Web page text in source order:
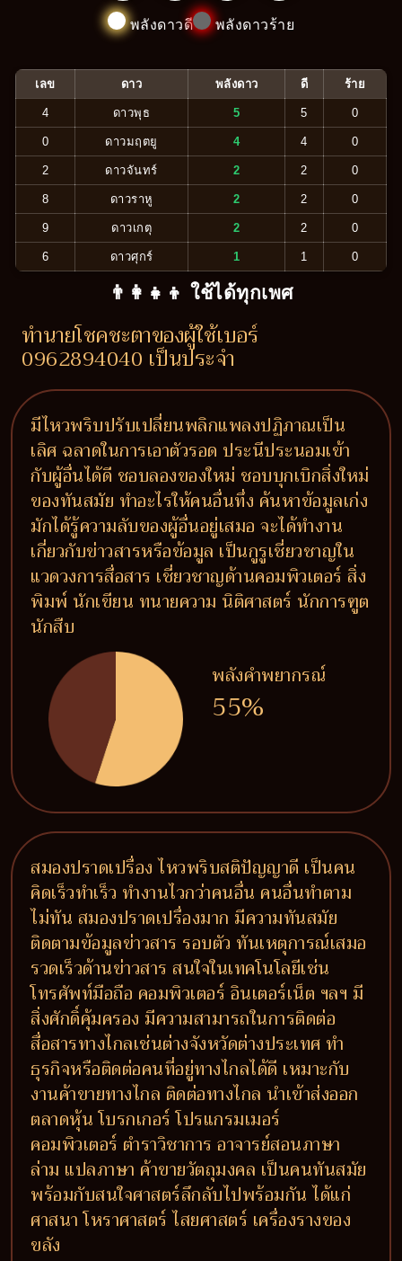
พลังดาวดี พลังดาวร้าย
เลข ดาว พลังดาว ดี ร้าย
4 ดาวพุธ 5 5 0
0 ดาวมฤตยู 4 4 0
2 ดาวจันทร์ 2 2 0
8 ดาวราหู 2 2 0
9 ดาวเกตุ 2 2 0
6 ดาวศุกร์ 1 1 0
👨‍👩‍👧‍👦 ใช้ได้ทุกเพศ
ทำนายโชคชะตาของผู้ใช้เบอร์
0962894040 เป็นประจำ
มีไหวพริบปรับเปลี่ยนพลิกแพลงปฏิภาณเป็น
เลิศ ฉลาดในการเอาตัวรอด ประนีประนอมเข้า
กับผู้อื่นได้ดี ชอบลองของใหม่ ชอบบุกเบิกสิ่งใหม่
ของทันสมัย ทำอะไรให้คนอื่นทึ่ง ค้นหาข้อมูลเก่ง
มักได้รู้ความลับของผู้อื่นอยู่เสมอ จะได้ทำงาน
เกี่ยวกับข่าวสารหรือข้อมูล เป็นกูรูเชี่ยวชาญใน
แวดวงการสื่อสาร เชี่ยวชาญด้านคอมพิวเตอร์ สิ่ง
พิมพ์ นักเขียน ทนายความ นิติศาสตร์ นักการฑูต
นักสืบ
พลังคำพยากรณ์
55%
สมองปราดเปรื่อง ไหวพริบสติปัญญาดี เป็นคน
คิดเร็วทำเร็ว ทำงานไวกว่าคนอื่น คนอื่นทำตาม
ไม่ทัน สมองปราดเปรื่องมาก มีความทันสมัย
ติดตามข้อมูลข่าวสาร รอบตัว ทันเหตุการณ์เสมอ
รวดเร็วด้านข่าวสาร สนใจในเทคโนโลยีเช่น
โทรศัพท์มือถือ คอมพิวเตอร์ อินเตอร์เน็ต ฯลฯ มี
สิ่งศักดิ์คุ้มครอง มีความสามารถในการติดต่อ
สื่อสารทางไกลเช่นต่างจังหวัดต่างประเทศ ทำ
ธุรกิจหรือติดต่อคนที่อยู่ทางไกลได้ดี เหมาะกับ
งานค้าขายทางไกล ติดต่อทางไกล นำเข้าส่งออก
ตลาดหุ้น โบรกเกอร์ โปรแกรมเมอร์
คอมพิวเตอร์ ตำราวิชาการ อาจารย์สอนภาษา
ล่าม แปลภาษา ค้าขายวัตถุมงคล เป็นคนทันสมัย
พร้อมกับสนใจศาสตร์ลึกลับไปพร้อมกัน ได้แก่
ศาสนา โหราศาสตร์ ไสยศาสตร์ เครื่องรางของ
ขลัง